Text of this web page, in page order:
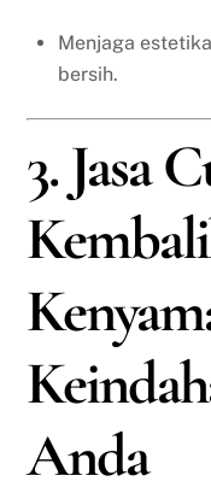
Menjaga
bersih.
3. Jasa
Anda